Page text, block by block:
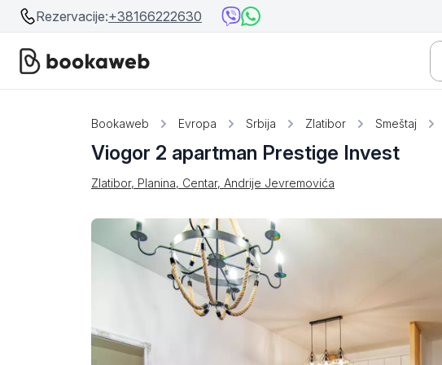
Rezervacije:+38166222630
Bosna i Hercegovina
Crna Gora
Srbija
Beograd
Srebrno jezero
Prolom Banja
Užice Bajina Bašta
Bookaweb Evropa Srbija Zlatibor Smeštaj
Viogor 2 apartman Prestige Invest
Zlatibor, Planina, Centar, Andrije Jevremovića